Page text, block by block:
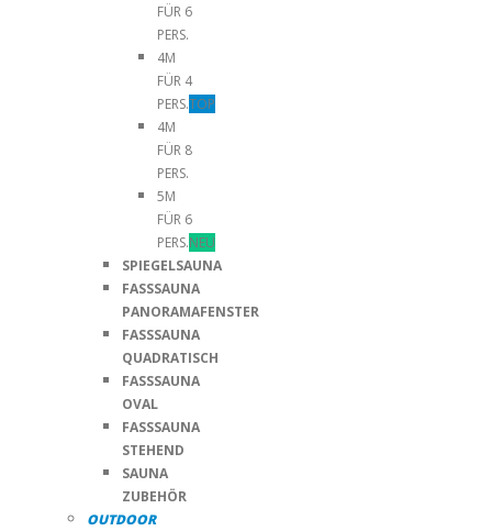
FÜR 6
PERS.
4M
FÜR 4
PERS.TOP
4M
FÜR 8
PERS.
5M
FÜR 6
PERS.NEU
SPIEGELSAUNA
FASSSAUNA
PANORAMAFENSTER
FASSSAUNA
QUADRATISCH
FASSSAUNA
OVAL
FASSSAUNA
STEHEND
SAUNA
ZUBEHÖR
OUTDOOR